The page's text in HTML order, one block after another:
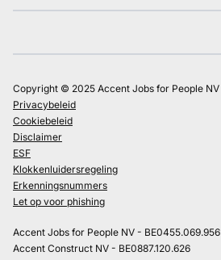
Copyright © 2025 Accent Jobs for People NV
Privacybeleid
Cookiebeleid
Disclaimer
ESF
Klokkenluidersregeling
Erkenningsnummers
Let op voor phishing
Accent Jobs for People NV - BE0455.069.956
Accent Construct NV - BE0887.120.626